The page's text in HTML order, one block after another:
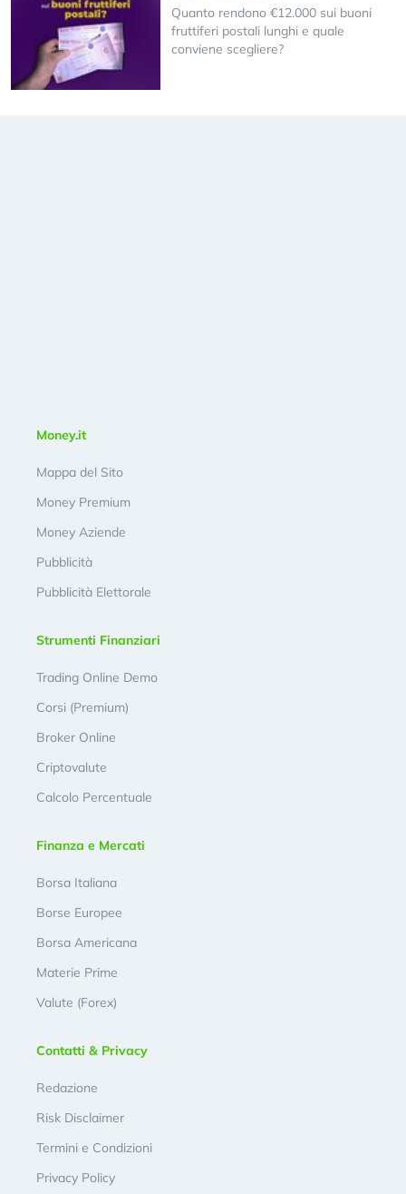
Quanto rendono €12.000 sui buoni
fruttiferi postali lunghi e quale
conviene scegliere?
Money.it
Mappa del Sito
Money Premium
Money Aziende
Pubblicità
Pubblicità Elettorale
Strumenti Finanziari
Trading Online Demo
Corsi (Premium)
Broker Online
Criptovalute
Calcolo Percentuale
Finanza e Mercati
Borsa Italiana
Borse Europee
Borsa Americana
Materie Prime
Valute (Forex)
Contatti & Privacy
Redazione
Risk Disclaimer
Termini e Condizioni
Privacy Policy